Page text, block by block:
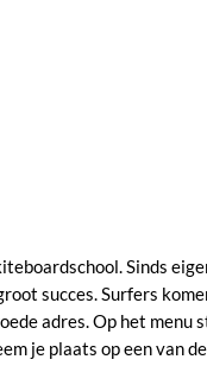
Sinds
succes. Surfers
adres. Op het menu
je plaats op een van